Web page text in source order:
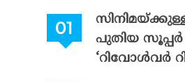
പുതിയ
‘റിവോൾവർ